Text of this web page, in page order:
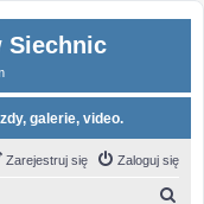
Siechnic
galerie, video.
Zaloguj się
Zarejestruj się